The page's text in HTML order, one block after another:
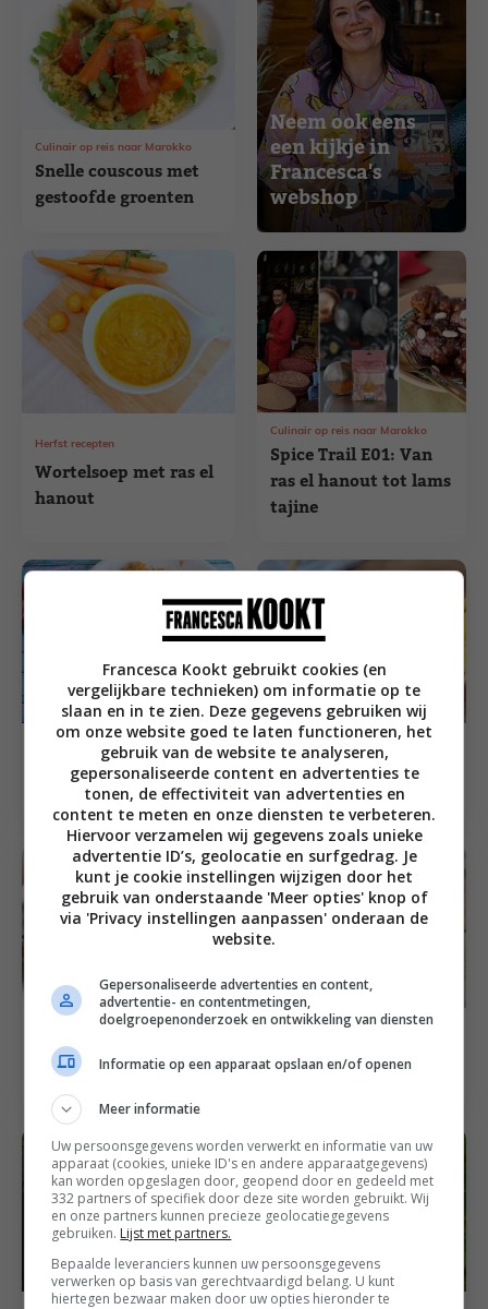
Snelle couscous met
gestoofde groenten
Culinair op reis naar Marokko
Neem ook eens
een kijkje in
Francesca's
webshop
Wortelsoep met ras el
hanout
Herfst recepten
Spice Trail E01: Van
ras el hanout tot lams
tajine
Culinair op reis naar Marokko
Couscous met kip en
sumak
Hoofdgerecht recepten
Bruine bonen met ras
el hanout en spelt
Hoofdgerecht recepten
Kip met sinaasappel
en ras el hanout
Makkelijke recepten
met rabarber chutney
Brunch recepten
Francesca Kookt gebruikt cookies (en
vergelijkbare technieken) om informatie op te
slaan en in te zien. Deze gegevens gebruiken wij
om onze website goed te laten functioneren, het
gebruik van de website te analyseren,
gepersonaliseerde content en advertenties te
tonen, de effectiviteit van advertenties en
content te meten en onze diensten te verbeteren.
Hiervoor verzamelen wij gegevens zoals unieke
advertentie ID’s, geolocatie en surfgedrag. Je
kunt je cookie instellingen wijzigen door het
gebruik van onderstaande 'Meer opties' knop of
via 'Privacy instellingen aanpassen' onderaan de
website.
Gepersonaliseerde advertenties en content,
advertentie- en contentmetingen,
doelgroepenonderzoek en ontwikkeling van diensten
Informatie op een apparaat opslaan en/of openen
Meer informatie
Uw persoonsgegevens worden verwerkt en informatie van uw
apparaat (cookies, unieke ID's en andere apparaatgegevens)
kan worden opgeslagen door, geopend door en gedeeld met
332 partners of specifiek door deze site worden gebruikt. Wij
en onze partners kunnen precieze geolocatiegegevens
gebruiken. Lijst met partners.
Bepaalde leveranciers kunnen uw persoonsgegevens
verwerken op basis van gerechtvaardigd belang. U kunt
hiertegen bezwaar maken door uw opties hieronder te